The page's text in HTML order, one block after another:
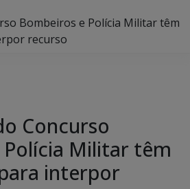
Bombeiros e Polícia Militar têm
recurso
Concurso
Militar têm
interpor